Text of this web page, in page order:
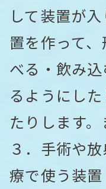
して装置が
置を作って
べる・飲み
るようにし
たりします。
３．手術や
療で使う装